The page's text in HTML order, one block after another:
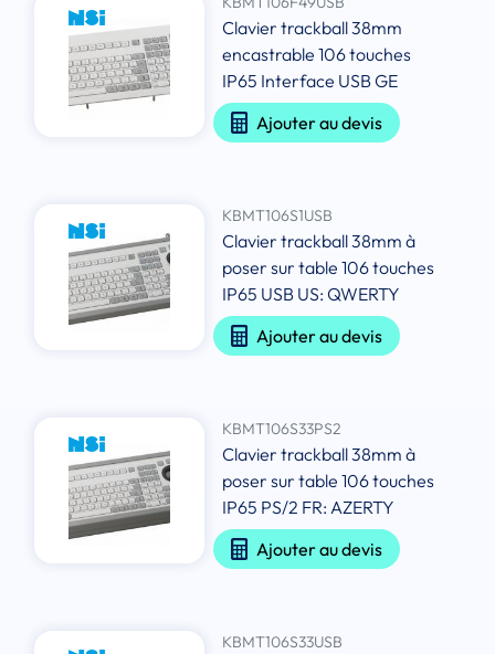
Clavier trackball 38mm
encastrable 106 touches
IP65 Interface USB GE
Ajouter au devis
KBMT106S1USB
Clavier trackball 38mm à
poser sur table 106 touches
IP65 USB US: QWERTY
Ajouter au devis
KBMT106S33PS2
Clavier trackball 38mm à
poser sur table 106 touches
IP65 PS/2 FR: AZERTY
Ajouter au devis
KBMT106S33USB